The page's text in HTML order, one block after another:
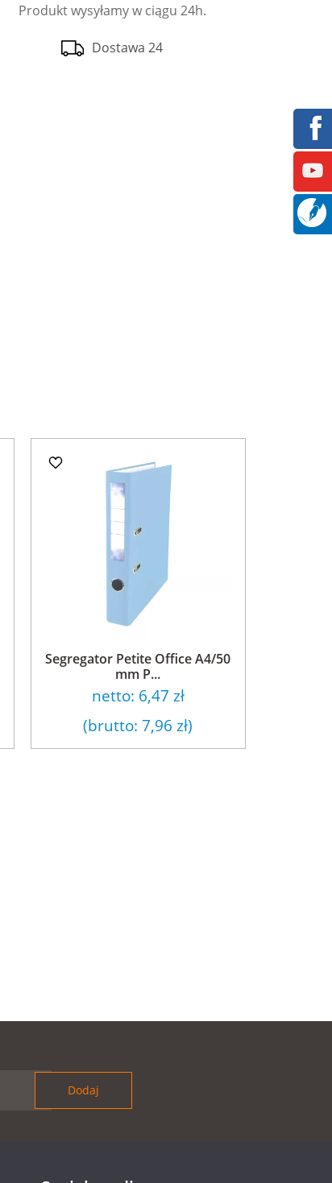
Produkt wysyłamy w ciągu 24h.
Dostawa 24
Segregator Petite Office A4/50
mm P...
netto: 6,47 zł
(brutto:7,96 zł)